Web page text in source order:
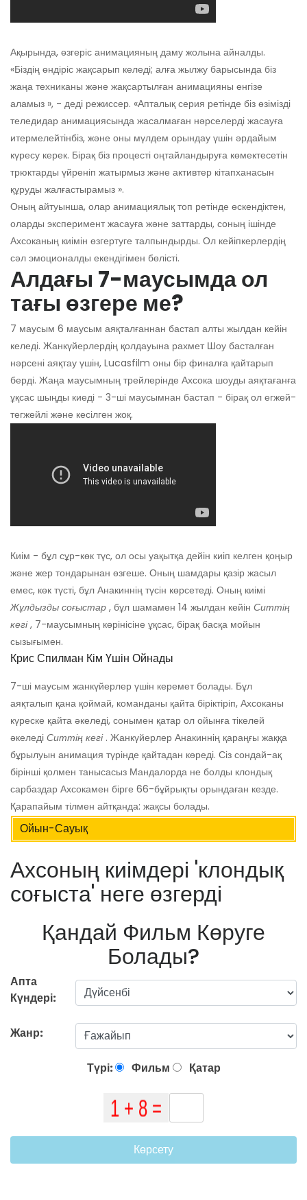
Ақырында, өзгеріс анимацияның даму жолына айналды.
«Біздің өндіріс жақсарып келеді; алға жылжу барысында біз
жаңа техниканы және жақсартылған анимацияны енгізе
аламыз », - деді режиссер. «Апталық серия ретінде біз өзімізді
теледидар анимациясында жасалмаған нәрселерді жасауға
итермелейтінбіз, және оны мүлдем орындау үшін әрдайым
күресу керек. Бірақ біз процесті оңтайландыруға көмектесетін
трюктарды үйреніп жатырмыз және активтер кітапханасын
құруды жалғастырамыз ».
Оның айтуынша, олар анимациялық топ ретінде өскендіктен,
оларды эксперимент жасауға және заттарды, соның ішінде
Ахсоканың киімін өзгертуге талпындырды. Ол кейіпкерлердің
сәл эмоционалды екендігімен бөлісті.
Алдағы 7-маусымда ол
тағы өзгере ме?
7 маусым 6 маусым аяқталғаннан бастап алты жылдан кейін
келеді. Жанкүйерлердің қолдауына рахмет Шоу басталған
нәрсені аяқтау үшін, Lucasfilm оны бір финалға қайтарып
берді. Жаңа маусымның трейлерінде Ахсока шоуды аяқтағанға
ұқсас шыңды киеді - 3-ші маусымнан бастап - бірақ ол егжей-
тегжейлі және кесілген жоқ.
Киім - бұл сұр-көк түс, ол осы уақытқа дейін киіп келген қоңыр
және жер тондарынан өзгеше. Оның шамдары қазір жасыл
емес, көк түсті, бұл Анакиннің түсін көрсетеді. Оның киімі
Жұлдызды соғыстар , бұл шамамен 14 жылдан кейін Ситтің
кегі, 7-маусымның көрінісіне ұқсас, бірақ басқа мойын
сызығымен.
Крис Спилман Кім Үшін Ойнады
7-ші маусым жанкүйерлер үшін керемет болады. Бұл
аяқталып қана қоймай, команданы қайта біріктіріп, Ахсоканы
күреске қайта әкеледі, сонымен қатар ол ойынға тікелей
әкеледі Ситтің кегі. Жанкүйерлер Анакиннің қараңғы жаққа
бұрылуын анимация түрінде қайтадан көреді. Сіз сондай-ақ
бірінші қолмен танысасыз Мандалорда не болды клондық
сарбаздар Ахсокамен бірге 66-бұйрықты орындаған кезде.
Қарапайым тілмен айтқанда: жақсы болады.
Ойын-Сауық
Ахсоның киімдері 'клондық
соғыста' неге өзгерді
Қандай Фильм Көруге
Болады?
Апта
Күндері:
Жанр:
Түрі: Фильм Қатар
Көрсету